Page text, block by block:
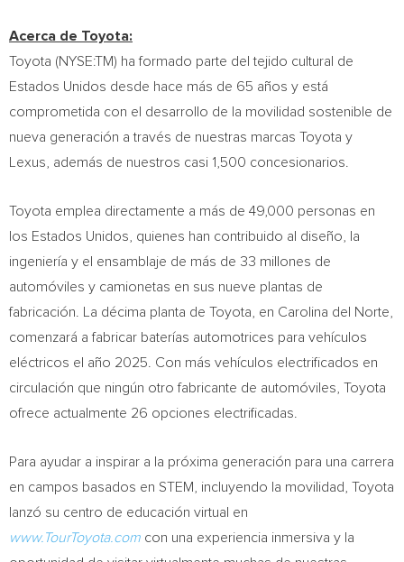
Acerca de Toyota:
Toyota (NYSE:TM) ha formado parte del tejido cultural de
Estados Unidos desde hace más de 65 años y está
comprometida con el desarrollo de la movilidad sostenible de
nueva generación a través de nuestras marcas Toyota y
Lexus, además de nuestros casi 1,500 concesionarios.
Toyota emplea directamente a más de 49,000 personas en
los Estados Unidos, quienes han contribuido al diseño, la
ingeniería y el ensamblaje de más de 33 millones de
automóviles y camionetas en sus nueve plantas de
fabricación. La décima planta de Toyota, en Carolina del Norte
comenzará a fabricar baterías automotrices para vehículos
eléctricos el año 2025. Con más vehículos electrificados en
circulación que ningún otro fabricante de automóviles, Toyota
ofrece actualmente 26 opciones electrificadas.
Para ayudar a inspirar a la próxima generación para una carrera
en campos basados en STEM, incluyendo la movilidad, Toyota
lanzó su centro de educación virtual en
www.TourToyota.com con una experiencia inmersiva y la